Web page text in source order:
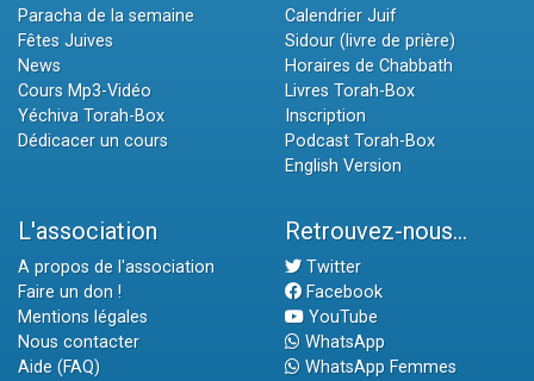
Paracha de la semaine
Fêtes Juives
News
Cours Mp3-Vidéo
Yéchiva Torah-Box
Dédicacer un cours
Calendrier Juif
Sidour (livre de prière)
Horaires de Chabbath
Livres Torah-Box
Inscription
Podcast Torah-Box
English Version
L'association
A propos de l'association
Faire un don !
Mentions légales
Nous contacter
Aide (FAQ)
Retrouvez-nous...
Twitter
Facebook
YouTube
WhatsApp
WhatsApp Femmes